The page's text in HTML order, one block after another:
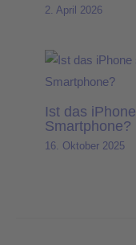
2. April 2026
Ist das
Smartphone?
16. Oktober 2025